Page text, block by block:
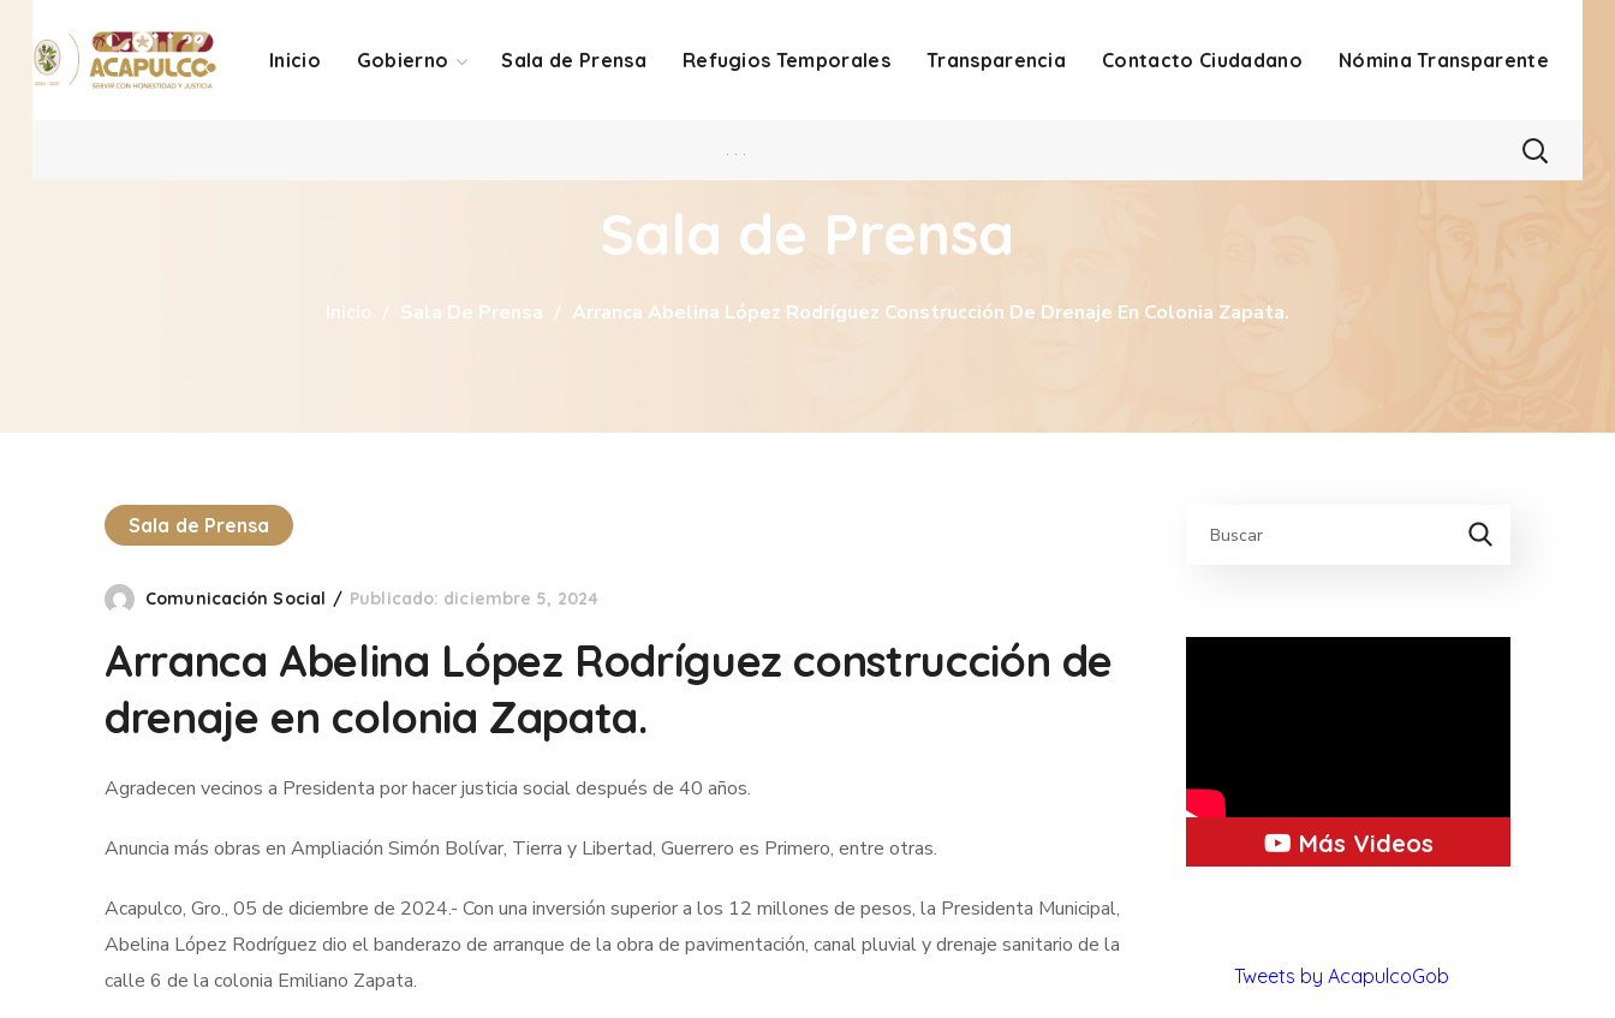
Inicio Gobierno Sala de Prensa Refugios Temporales Transparencia Contacto Ciudadano Nómina Transparente
. . .
Sala de Prensa
Inicio Sala De Prensa Arranca Abelina López Rodríguez Construcción De Drenaje En Colonia Zapata.
Sala de Prensa
Comunicación Social Publicado: diciembre 5, 2024
Arranca Abelina López Rodríguez construcción de
drenaje en colonia Zapata.
Agradecen vecinos a Presidenta por hacer justicia social después de 40 años.
Anuncia más obras en Ampliación Simón Bolívar, Tierra y Libertad, Guerrero es Primero, entre otras.
Acapulco, Gro., 05 de diciembre de 2024.- Con una inversión superior a los 12 millones de pesos, la Presidenta Municipal,
Abelina López Rodríguez dio el banderazo de arranque de la obra de pavimentación, canal pluvial y drenaje sanitario de la
calle 6 de la colonia Emiliano Zapata.
Más Videos
Tweets by AcapulcoGob